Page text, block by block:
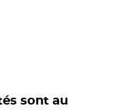
sont au